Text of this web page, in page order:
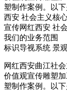
塑制作案例。以
西安 社会主义核
宣传网红西安 社
我们的业务范围
标识导视系统 景
网红西安曲江社
价值观宣传雕塑
塑制作案例。以